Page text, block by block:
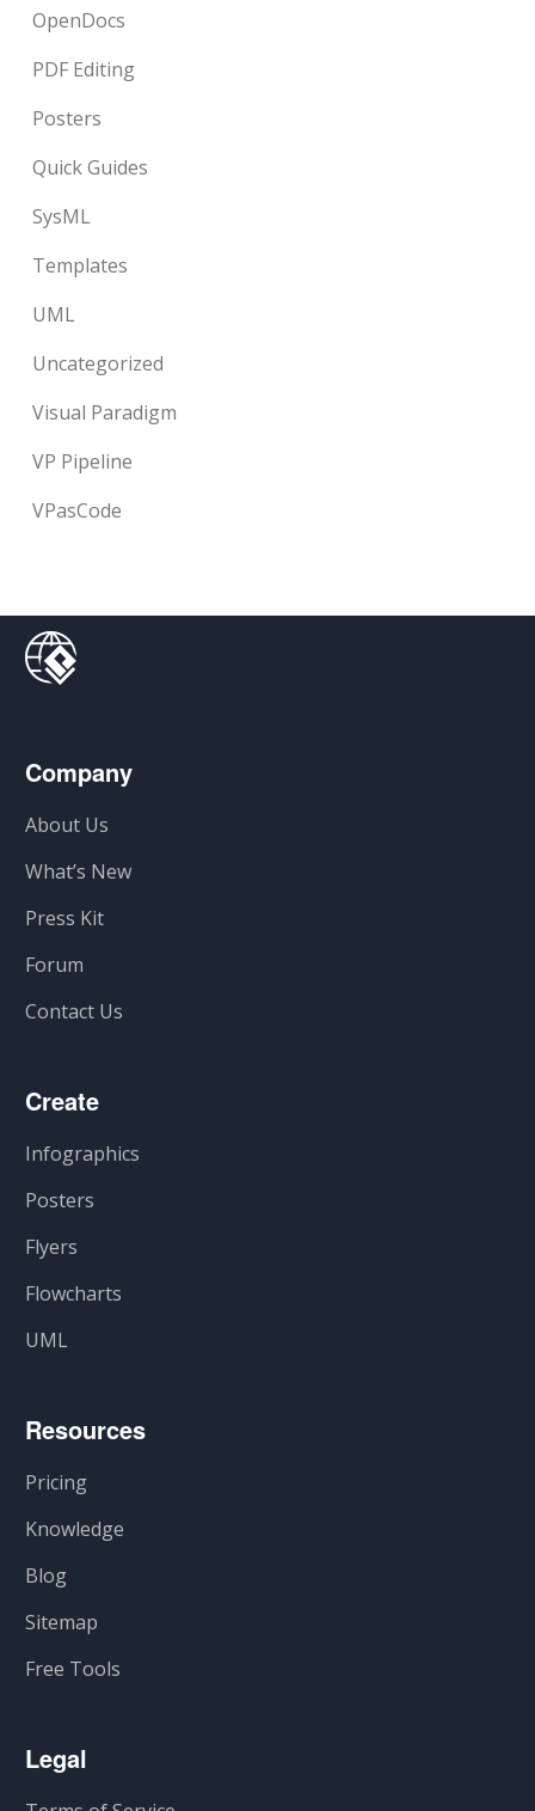
OpenDocs
PDF Editing
Posters
Quick Guides
SysML
Templates
UML
Uncategorized
Visual Paradigm
VP Pipeline
VPasCode
Company
About Us
What’s New
Press Kit
Forum
Contact Us
Create
Infographics
Posters
Flyers
Flowcharts
UML
Resources
Pricing
Knowledge
Blog
Sitemap
Free Tools
Legal